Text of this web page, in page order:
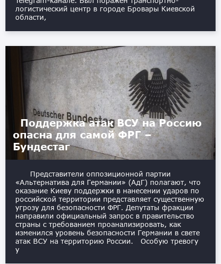
логистический центр в городе Бровары Киевской
области,
Поддержка атак ВСУ на Россию
опасна для самой ФРГ –
Бундестаг
Представители оппозиционной партии
«Альтернатива для Германии» (АдГ) полагают, что
оказание Киеву поддержки в нанесении ударов по
российской территории представляет существенную
угрозу для безопасности ФРГ. Депутаты фракции
направили официальный запрос в правительство
страны с требованием проанализировать, как
изменился уровень безопасности Германии в свете
атак ВСУ на территорию России. Особую тревогу
у